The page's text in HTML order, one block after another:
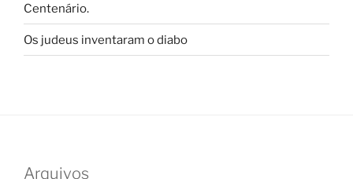
Centenário.
Os judeus inventaram o diabo
Arquivos